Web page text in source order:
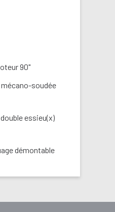
90"
soudée
essieu(x)
démontable